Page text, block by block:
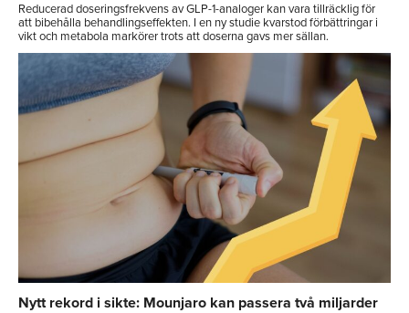
Reducerad doseringsfrekvens av GLP-1-analoger kan vara tillräcklig för
att bibehålla behandlingseffekten. I en ny studie kvarstod förbättringar i
vikt och metabola markörer trots att doserna gavs mer sällan.
Nytt rekord i sikte: Mounjaro kan passera två miljarder